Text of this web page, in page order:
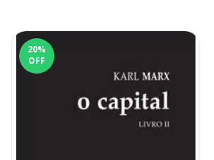
20%
OFF